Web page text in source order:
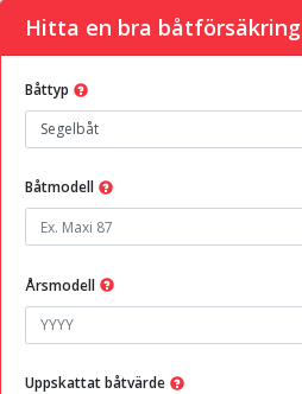
Hitta en bra båtförsäkring
Båttyp
Båtmodell
Årsmodell
Uppskattat båtvärde